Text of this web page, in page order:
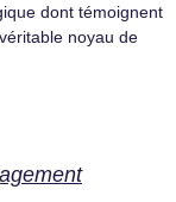
dont témoignent
noyau de